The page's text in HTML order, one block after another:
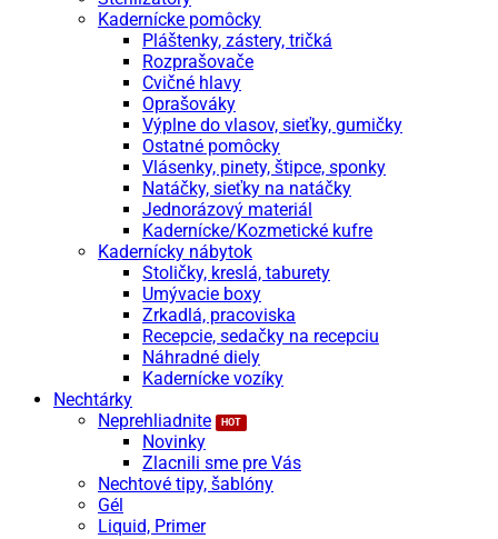
Kadernícke pomôcky
Pláštenky, zástery, tričká
Rozprašovače
Cvičné hlavy
Oprašováky
Výplne do vlasov, sieťky, gumičky
Ostatné pomôcky
Vlásenky, pinety, štipce, sponky
Natáčky, sieťky na natáčky
Jednorázový materiál
Kadernícke/Kozmetické kufre
Kadernícky nábytok
Stoličky, kreslá, taburety
Umývacie boxy
Zrkadlá, pracoviska
Recepcie, sedačky na recepciu
Náhradné diely
Kadernícke vozíky
Nechtárky
Neprehliadnite
Novinky
Zlacnili sme pre Vás
Nechtové tipy, šablóny
Gél
Liquid, Primer